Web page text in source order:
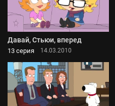
Давай, Стьюи, вперед
13 серия 14.03.2010